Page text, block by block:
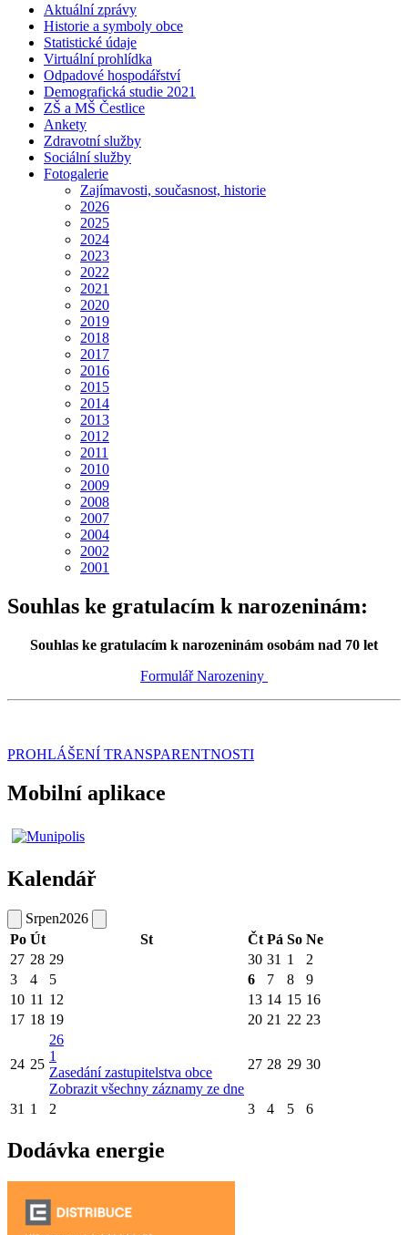
Aktuální zprávy
Historie a symboly obce
Statistické údaje
Virtuální prohlídka
Odpadové hospodářství
Demografická studie 2021
ZŠ a MŠ Čestlice
Ankety
Zdravotní služby
Sociální služby
Fotogalerie
Zajímavosti, současnost, historie
2026
2025
2024
2023
2022
2021
2020
2019
2018
2017
2016
2015
2014
2013
2012
2011
2010
2009
2008
2007
2004
2002
2001
Souhlas ke gratulacím k narozeninám:
Souhlas ke gratulacím k narozeninám osobám nad 70 let
Formulář Narozeniny
PROHLÁŠENÍ TRANSPARENTNOSTI
Mobilní aplikace
Kalendář
Srpen2026
Po Út St Čt Pá So Ne
27 28 29 30 31 1
2
3
4 5 6 7 8
9
10 11 12 13 14 15 16
17 18 19 20 21 22 23
24 25
26
1
Zasedání zastupitelstva obce
Zobrazit všechny záznamy ze dne
27 28 29 30
31 1 2 3 4 5 6
Dodávka energie